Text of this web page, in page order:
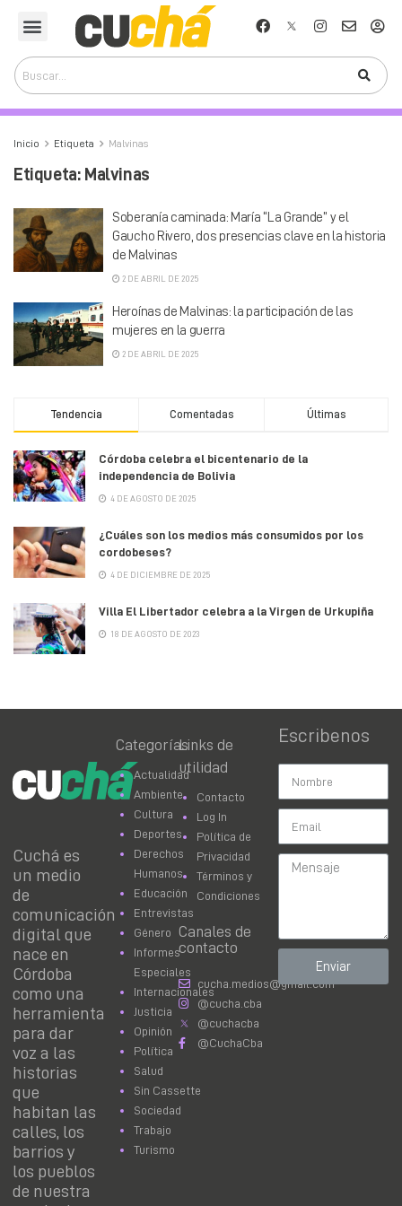
Inicio Etiqueta Malvinas
Etiqueta: Malvinas
Soberanía caminada: María “La Grande” y el
Gaucho Rivero, dos presencias clave en la historia
de Malvinas
2 DE ABRIL DE 2025
Heroínas de Malvinas: la participación de las
mujeres en la guerra
2 DE ABRIL DE 2025
Tendencia Comentadas Últimas
Córdoba celebra el bicentenario de la
independencia de Bolivia
4 DE AGOSTO DE 2025
¿Cuáles son los medios más consumidos por los
cordobeses?
4 DE DICIEMBRE DE 2025
Villa El Libertador celebra a la Virgen de Urkupiña
18 DE AGOSTO DE 2023
Cuchá es
un medio
de
comunicación
digital que
nace en
Córdoba
como una
herramienta
para dar
voz a las
historias
que
habitan las
calles, los
barrios y
los pueblos
de nuestra
Categorías
Actualidad
Ambiente
Cultura
Deportes
Derechos
Humanos
Educación
Entrevistas
Género
Informes
Especiales
Internacionales
Justicia
Opinión
Política
Salud
Sin Cassette
Sociedad
Trabajo
Turismo
Links de
utilidad
Contacto
Log In
Política de
Privacidad
Términos y
Condiciones
Canales de
contacto
cucha.medios@gmail.com
@cucha.cba
@cuchacba
@CuchaCba
Escribenos
Enviar